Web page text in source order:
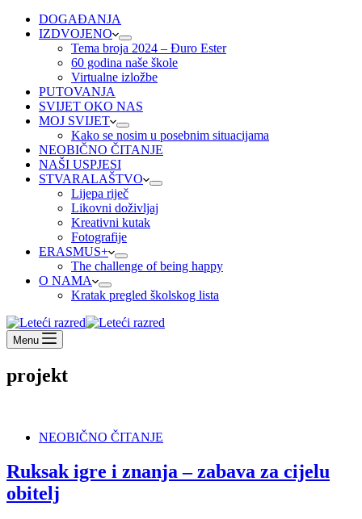
DOGAĐANJA
IZDVOJENO
Tema broja 2024 – Đuro Ester
60 godina naše škole
Virtualne izložbe
PUTOVANJA
SVIJET OKO NAS
MOJ SVIJET
Kako se nosim u posebnim situacijama
NEOBIČNO ČITANJE
NAŠI USPJESI
STVARALAŠTVO
Lijepa riječ
Likovni doživljaj
Kreativni kutak
Fotografije
ERASMUS+
The challenge of being happy
O NAMA
Kratak pregled školskog lista
Menu
projekt
NEOBIČNO ČITANJE
Ruksak igre i znanja – zabava za cijelu
obitelj